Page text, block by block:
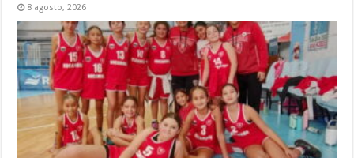
8 agosto, 2026